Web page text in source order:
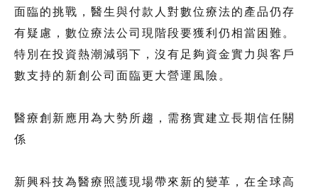
面臨的挑戰，醫生與付款人對數位療法的產品仍存
有疑慮，數位療法公司現階段要獲利仍相當困難。
特別在投資熱潮減弱下，沒有足夠資金實力與客戶
數支持的新創公司面臨更大營運風險。
醫療創新應用為大勢所趨，需務實建立長期信任關
係
新興科技為醫療照護現場帶來新的變革，在全球高